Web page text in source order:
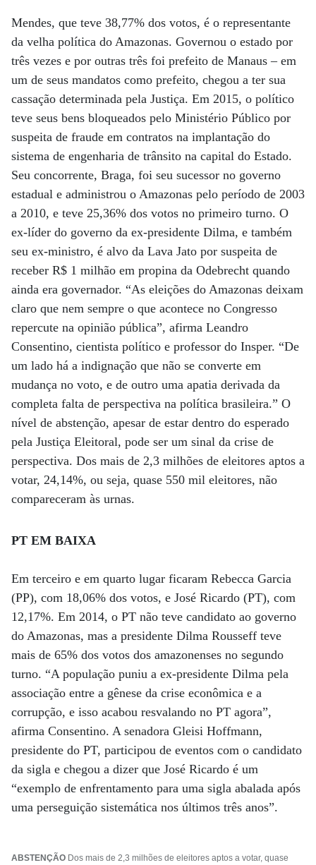
Mendes, que teve 38,77% dos votos, é o representante
da velha política do Amazonas. Governou o estado por
três vezes e por outras três foi prefeito de Manaus – em
um de seus mandatos como prefeito, chegou a ter sua
cassação determinada pela Justiça. Em 2015, o político
teve seus bens bloqueados pelo Ministério Público por
suspeita de fraude em contratos na implantação do
sistema de engenharia de trânsito na capital do Estado.
Seu concorrente, Braga, foi seu sucessor no governo
estadual e administrou o Amazonas pelo período de 2003
a 2010, e teve 25,36% dos votos no primeiro turno. O
ex-líder do governo da ex-presidente Dilma, e também
seu ex-ministro, é alvo da Lava Jato por suspeita de
receber R$ 1 milhão em propina da Odebrecht quando
ainda era governador. “As eleições do Amazonas deixam
claro que nem sempre o que acontece no Congresso
repercute na opinião pública”, afirma Leandro
Consentino, cientista político e professor do Insper. “De
um lado há a indignação que não se converte em
mudança no voto, e de outro uma apatia derivada da
completa falta de perspectiva na política brasileira.” O
nível de abstenção, apesar de estar dentro do esperado
pela Justiça Eleitoral, pode ser um sinal da crise de
perspectiva. Dos mais de 2,3 milhões de eleitores aptos a
votar, 24,14%, ou seja, quase 550 mil eleitores, não
compareceram às urnas.
PT EM BAIXA
Em terceiro e em quarto lugar ficaram Rebecca Garcia
(PP), com 18,06% dos votos, e José Ricardo (PT), com
12,17%. Em 2014, o PT não teve candidato ao governo
do Amazonas, mas a presidente Dilma Rousseff teve
mais de 65% dos votos dos amazonenses no segundo
turno. “A população puniu a ex-presidente Dilma pela
associação entre a gênese da crise econômica e a
corrupção, e isso acabou resvalando no PT agora”,
afirma Consentino. A senadora Gleisi Hoffmann,
presidente do PT, participou de eventos com o candidato
da sigla e chegou a dizer que José Ricardo é um
“exemplo de enfrentamento para uma sigla abalada após
uma perseguição sistemática nos últimos três anos”.
ABSTENÇÃO Dos mais de 2,3 milhões de eleitores aptos a votar, quase